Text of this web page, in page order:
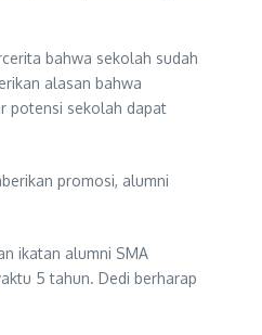
bahwa sekolah sudah
alasan bahwa
potensi sekolah dapat
promosi, alumni
ikatan alumni SMA
5 tahun. Dedi berharap